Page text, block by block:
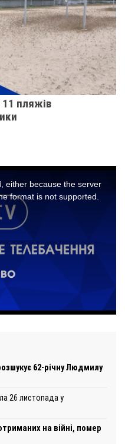
62-річну Людмилу
26 листопада у
на війні, помер
11 пляжів